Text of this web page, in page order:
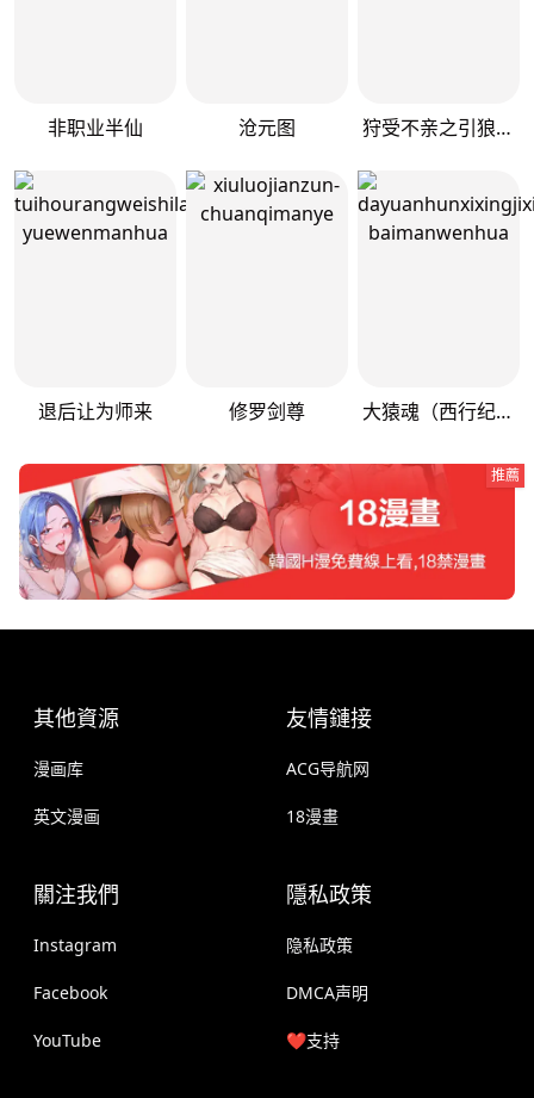
非职业半仙 沧元图 狩受不亲之引狼入室
退后让为师来 修罗剑尊 大猿魂（西行纪系列）
推薦
其他資源
漫画库
英文漫画
友情鏈接
ACG导航网
18漫畫
關注我們
Instagram
Facebook
YouTube
隱私政策
隐私政策
DMCA声明
❤️支持